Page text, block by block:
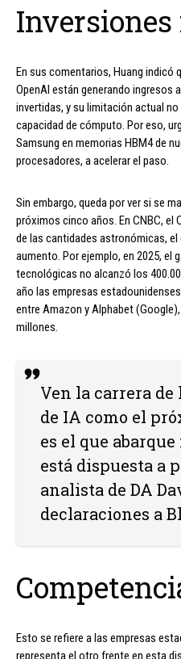
En sus comentarios, Huang indicó
OpenAI están generando ingresos
invertidas, y su limitación actual
capacidad de cómputo. Por eso,
Samsung en memorias HBM4 de
procesadores, a acelerar el paso.
Sin embargo, queda por ver si se
próximos cinco años. En CNBC, el
de las cantidades astronómicas,
aumento. Por ejemplo, en 2025, el
tecnológicas no alcanzó los
año las empresas
entre Amazon y Alphabet
millones.
Ven la carrera
de IA como el
es el que
está dispuesta a
analista de DA
declaraciones a
Esto se refiere a las empresas
representa el otro frente en esta